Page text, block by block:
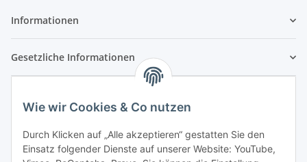
Wie wir Cookies & Co nutzen
Durch Klicken auf „Alle akzeptieren“ gestatten Sie den
Einsatz folgender Dienste auf unserer Website: YouTube,
Informationen
Gesetzliche Informationen